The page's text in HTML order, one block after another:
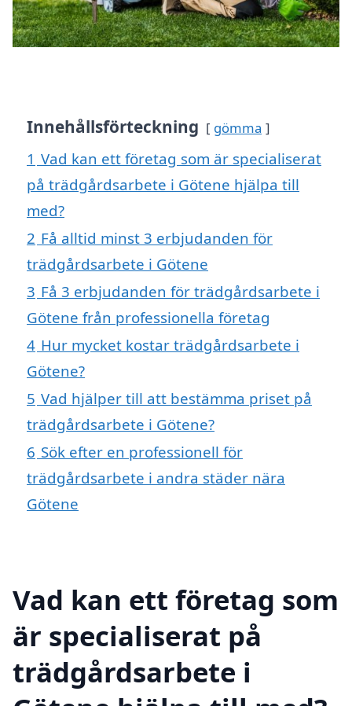
Innehållsförteckning gömma
1 Vad kan ett företag som är specialiserat
på trädgårdsarbete i Götene hjälpa till
med?
2 Få alltid minst 3 erbjudanden för
trädgårdsarbete i Götene
3 Få 3 erbjudanden för trädgårdsarbete i
Götene från professionella företag
4 Hur mycket kostar trädgårdsarbete i
Götene?
5 Vad hjälper till att bestämma priset på
trädgårdsarbete i Götene?
6 Sök efter en professionell för
trädgårdsarbete i andra städer nära
Götene
Vad kan ett företag som
är specialiserat på
trädgårdsarbete i